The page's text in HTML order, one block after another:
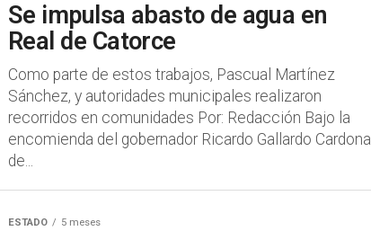
Se impulsa abasto de agua en
Real de Catorce
Como parte de estos trabajos, Pascual Martínez
Sánchez, y autoridades municipales realizaron
recorridos en comunidades Por: Redacción Bajo la
encomienda del gobernador Ricardo Gallardo Cardona
de...
ESTADO 5 meses